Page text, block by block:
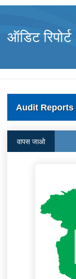
ऑडिट रिपोर्ट
Audit Reports
वापस जाओ